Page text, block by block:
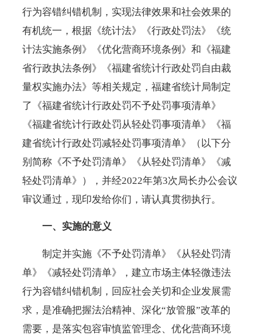
行为容错纠错机制，实现法律效果和社会效果的
有机统一，根据《统计法》《行政处罚法》《统
计法实施条例》《优化营商环境条例》和《福建
省行政执法条例》《福建省统计行政处罚自由裁
量权实施办法》等相关规定，福建省统计局制定
了《福建省统计行政处罚不予处罚事项清单》
《福建省统计行政处罚从轻处罚事项清单》《福
建省统计行政处罚减轻处罚事项清单》（以下分
别简称《不予处罚清单》《从轻处罚清单》《减
轻处罚清单》），并经2022年第3次局长办公会议
审议通过，现印发给你们，请认真贯彻执行。
一、实施的意义
制定并实施《不予处罚清单》《从轻处罚清
单》《减轻处罚清单》，建立市场主体轻微违法
行为容错纠错机制，回应社会关切和企业发展需
求，是准确把握法治精神、深化“放管服”改革的
需要，是落实包容审慎监管理念、优化营商环境